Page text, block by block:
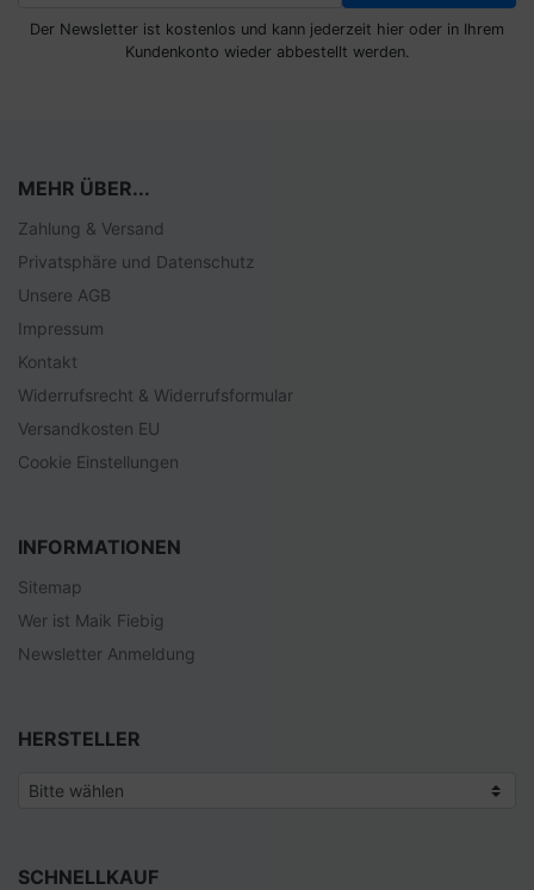
Der Newsletter ist kostenlos und kann jederzeit hier oder in Ihrem
Kundenkonto wieder abbestellt werden.
MEHR ÜBER...
Zahlung & Versand
Privatsphäre und Datenschutz
Unsere AGB
Impressum
Kontakt
Widerrufsrecht & Widerrufsformular
Versandkosten EU
Cookie Einstellungen
INFORMATIONEN
Sitemap
Wer ist Maik Fiebig
Newsletter Anmeldung
HERSTELLER
SCHNELLKAUF